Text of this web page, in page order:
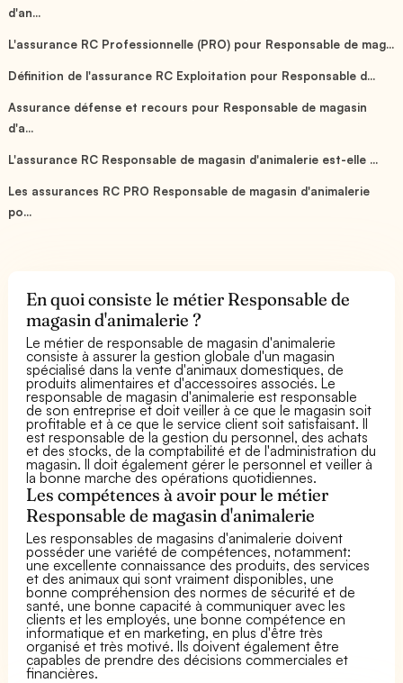
d'an...
L'assurance RC Professionnelle (PRO) pour Responsable de mag...
Définition de l'assurance RC Exploitation pour Responsable d...
Assurance défense et recours pour Responsable de magasin
d'a...
L'assurance RC Responsable de magasin d'animalerie est-elle ...
Les assurances RC PRO Responsable de magasin d'animalerie
po...
En quoi consiste le métier Responsable de
magasin d'animalerie ?
Le métier de responsable de magasin d'animalerie
consiste à assurer la gestion globale d'un magasin
spécialisé dans la vente d'animaux domestiques, de
produits alimentaires et d'accessoires associés. Le
responsable de magasin d'animalerie est responsable
de son entreprise et doit veiller à ce que le magasin soit
profitable et à ce que le service client soit satisfaisant. Il
est responsable de la gestion du personnel, des achats
et des stocks, de la comptabilité et de l'administration du
magasin. Il doit également gérer le personnel et veiller à
la bonne marche des opérations quotidiennes.
Les compétences à avoir pour le métier
Responsable de magasin d'animalerie
Les responsables de magasins d'animalerie doivent
posséder une variété de compétences, notamment:
une excellente connaissance des produits, des services
et des animaux qui sont vraiment disponibles, une
bonne compréhension des normes de sécurité et de
santé, une bonne capacité à communiquer avec les
clients et les employés, une bonne compétence en
informatique et en marketing, en plus d'être très
organisé et très motivé. Ils doivent également être
capables de prendre des décisions commerciales et
financières.